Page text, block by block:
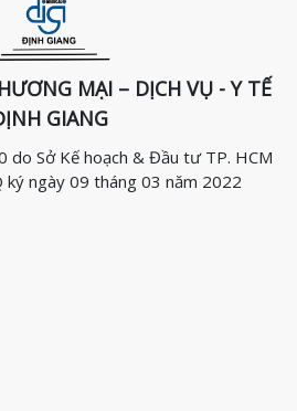
MẠI – DỊCH VỤ - Y TẾ
GIANG
do Sở Kế hoạch & Đầu tư TP. HCM
ngày 09 tháng 03 năm 2022